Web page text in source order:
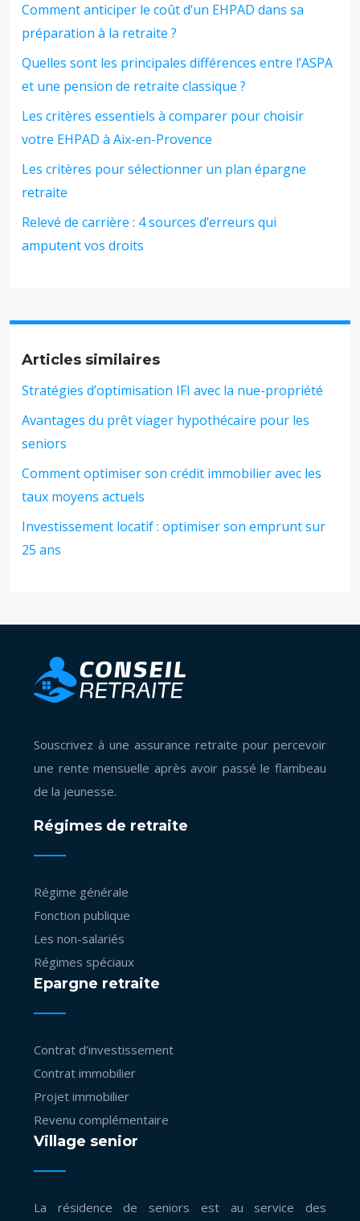
Comment anticiper le coût d’un EHPAD dans sa
préparation à la retraite ?
Quelles sont les principales différences entre l’ASPA
et une pension de retraite classique ?
Les critères essentiels à comparer pour choisir
votre EHPAD à Aix-en-Provence
Les critères pour sélectionner un plan épargne
retraite
Relevé de carrière : 4 sources d’erreurs qui
amputent vos droits
Articles similaires
Stratégies d’optimisation IFI avec la nue-propriété
Avantages du prêt viager hypothécaire pour les
seniors
Comment optimiser son crédit immobilier avec les
taux moyens actuels
Investissement locatif : optimiser son emprunt sur
25 ans
Souscrivez à une assurance retraite pour percevoir
une rente mensuelle après avoir passé le flambeau
de la jeunesse.
Régimes de retraite
Régime générale
Fonction publique
Les non-salariés
Régimes spéciaux
Epargne retraite
Contrat d’investissement
Contrat immobilier
Projet immobilier
Revenu complémentaire
Village senior
La résidence de seniors est au service des